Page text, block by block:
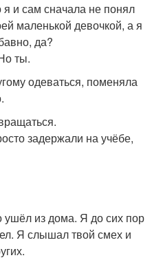
я и сам сначала не понял
маленькой девочкой, а я
да?
ты.
одеваться, поменяла
задержали на учёбе,
из дома. Я до сих пор
Я слышал твой смех и